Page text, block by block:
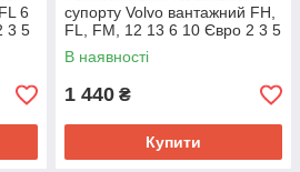
6
3 5
супорту Volvo вантажний FH,
FL, FM, 12 13 6 10 Євро 2 3 5
В наявності
1 440 ₴
Купити